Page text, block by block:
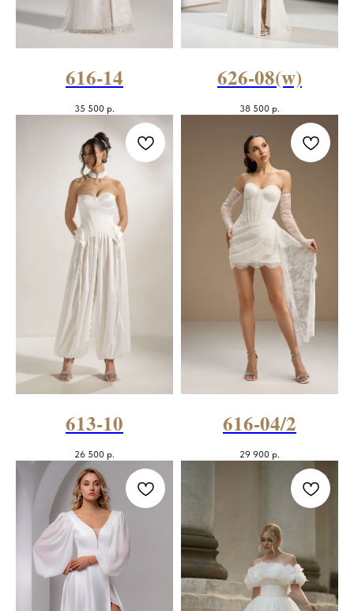
616-14
35 500 р.
626-08(w)
38 500 р.
613-10
26 500 р.
616-04/2
29 900 р.